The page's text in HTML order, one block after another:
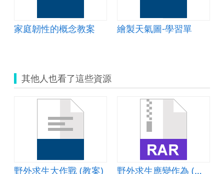
家庭韌性的概念教案 繪製天氣圖-學習單
其他人也看了這些資源
野外求生大作戰 (教案) 野外求生應變作為 (學習單)